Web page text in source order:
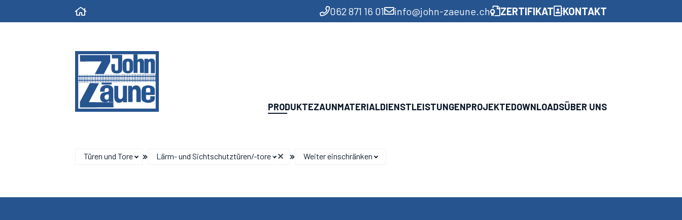
062 871 16 01 info@john-zaeune.ch ZERTIFIKAT KONTAKT
PRODUKTEZAUNMATERIALDIENSTLEISTUNGENPROJEKTEDOWNLOADSÜBER UNS
Türen und Tore Lärm- und Sichtschutztüren/-tore Weiter einschränken